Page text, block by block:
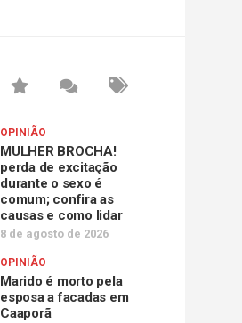
OPINIÃO
MULHER BROCHA!
perda de excitação
durante o sexo é
comum; confira as
causas e como lidar
8 de agosto de 2026
OPINIÃO
Marido é morto pela
esposa a facadas em
Caaporã